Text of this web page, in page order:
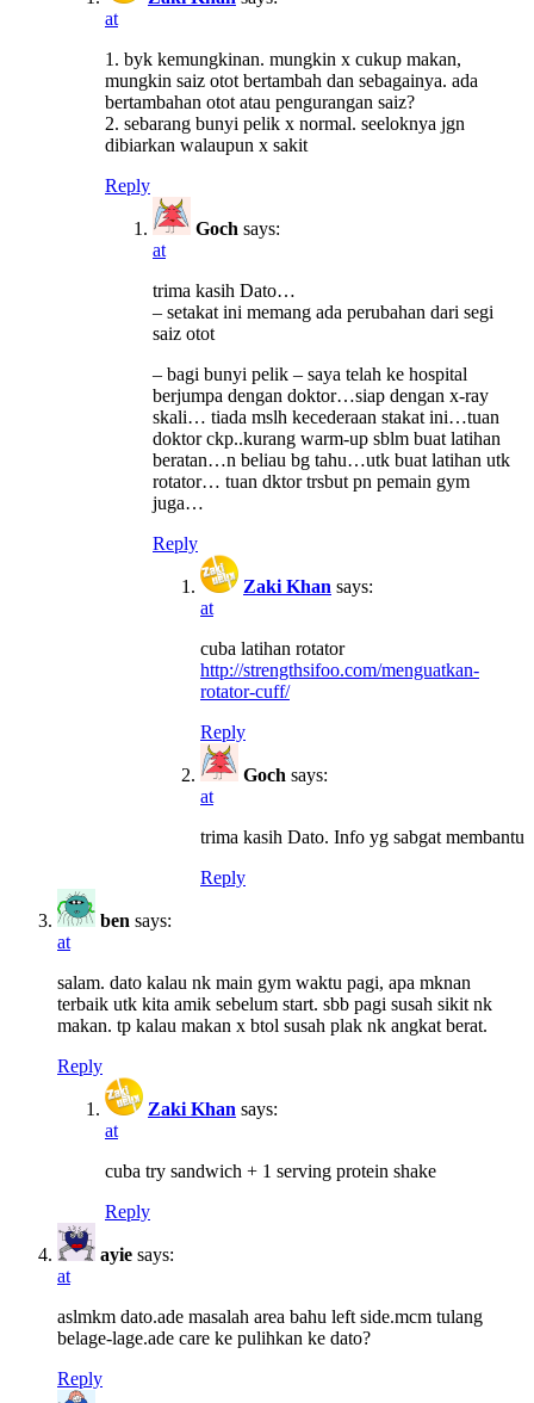
at
1. byk kemungkinan. mungkin x cukup makan,
mungkin saiz otot bertambah dan sebagainya. ada
bertambahan otot atau pengurangan saiz?
2. sebarang bunyi pelik x normal. seeloknya jgn
dibiarkan walaupun x sakit
Reply
Goch says:
at
trima kasih Dato…
– setakat ini memang ada perubahan dari segi
saiz otot
– bagi bunyi pelik – saya telah ke hospital
berjumpa dengan doktor…siap dengan x-ray
skali… tiada mslh kecederaan stakat ini…tuan
doktor ckp..kurang warm-up sblm buat latihan
beratan…n beliau bg tahu…utk buat latihan utk
rotator… tuan dktor trsbut pn pemain gym
juga…
Reply
Zaki Khan says:
at
cuba latihan rotator
http://strengthsifoo.com/menguatkan-
rotator-cuff/
Reply
Goch says:
at
trima kasih Dato. Info yg sabgat membantu
Reply
ben says:
at
salam. dato kalau nk main gym waktu pagi, apa mknan
terbaik utk kita amik sebelum start. sbb pagi susah sikit nk
makan. tp kalau makan x btol susah plak nk angkat berat.
Reply
Zaki Khan says:
at
cuba try sandwich + 1 serving protein shake
Reply
ayie says:
at
aslmkm dato.ade masalah area bahu left side.mcm tulang
belage-lage.ade care ke pulihkan ke dato?
Reply